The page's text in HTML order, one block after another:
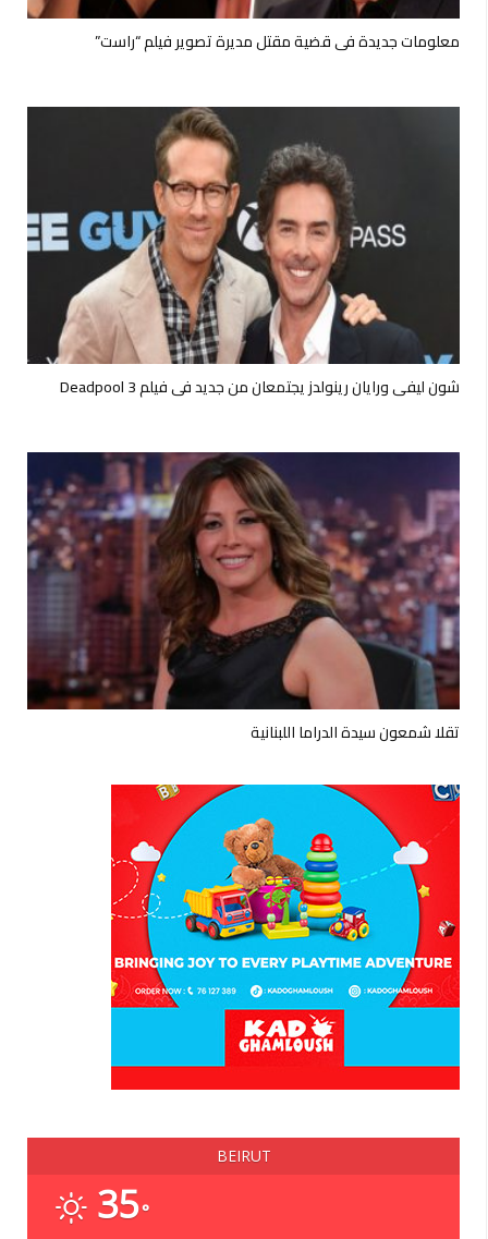
معلومات جديدة في قضية مقتل مديرة تصوير فيلم “راست”
شون ليفى ورايان رينولدز يجتمعان من جديد فى فيلم Deadpool 3
تقلا شمعون سيدة الدراما اللبنانية
BEIRUT
35°